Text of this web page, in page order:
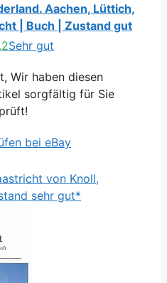
Aachen, Lüttich,
| Buch | Zustand gut
Sehr gut
Wir haben diesen
sorgfältig für Sie
bei eBay
von Knoll,
sehr gut*